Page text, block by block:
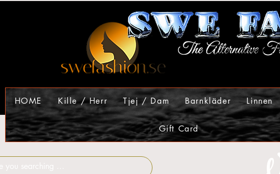
HOME Kille / Herr Tjej / Dam Barnkläder Linnen
Gift Card